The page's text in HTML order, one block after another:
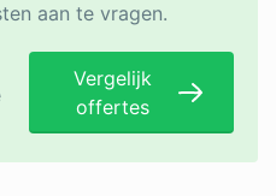
aan te vragen.
Vergelijk
offertes